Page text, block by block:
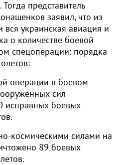
. Тогда представитель
заявил, что из
вся украинская авиация и
о количестве боевой
спецоперации: порядка
операции в боевом
сил
исправных боевых
космическими силами на
89 боевых